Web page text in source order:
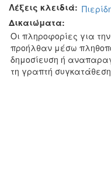
Λέξεις κλειδιά:
Δικαιώματα:
Οι πληροφορίες για
προήλθαν μέσω
δημοσίευση ή
τη γραπτή